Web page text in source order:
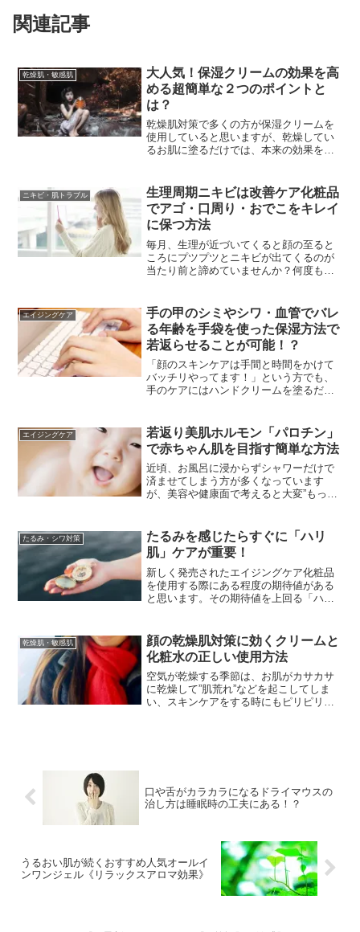
関連記事
乾燥肌・敏感肌
大人気！保湿クリームの効果を高
める超簡単な２つのポイントと
は？
乾燥肌対策で多くの方が保湿クリームを
使用していると思いますが、乾燥してい
るお肌に塗るだけでは、本来の効果を無
秘訣があるのをご存じですか？もうすで
に実践されている方もいる...
ニキビ・肌トラブル
生理周期ニキビは改善ケア化粧品
でアゴ・口周り・おでこをキレイ
に保つ方法
毎月、生理が近づいてくると顔の至ると
ころにプツプツとニキビが出てくるのが
当たり前と諦めていませんか？何度も繰
ター状になったり黒ずんだりしてしまい
ます。そんな、手強い「大...
エイジングケア
手の甲のシミやシワ・血管でバレ
る年齢を手袋を使った保湿方法で
若返らせることが可能！？
「顔のスキンケアは手間と時間をかけて
バッチリやってます！」という方でも、
手のケアにはハンドクリームを塗るだ
いるのが手の甲なんです。他人の顔は目
が合ってしまうから、凝視す...
エイジングケア
若返り美肌ホルモン「パロチン」
で赤ちゃん肌を目指す簡単な方法
近頃、お風呂に浸からずシャワーだけで
済ませてしまう方が多くなっています
が、美容や健康面で考えると大変”もった
なるばかりか、免疫力まで高めてくれま
す。さらに、女性の多く...
たるみ・シワ対策
たるみを感じたらすぐに「ハリ
肌」ケアが重要！
新しく発売されたエイジングケア化粧品
を使用する際にある程度の期待値がある
と思います。その期待値を上回る「ハ
ティブコンディショニングEX。今回、
【FANCLファンケル...
乾燥肌・敏感肌
顔の乾燥肌対策に効くクリームと
化粧水の正しい使用方法
空気が乾燥する季節は、お肌がカサカサ
に乾燥して”肌荒れ”などを起こしてしま
い、スキンケアをする時にもピリピリと
口や舌がカラカラになるドライマウスの
治し方は睡眠時の工夫にある！？
うるおい肌が続くおすすめ人気オールイ
ンワンジェル《リラックスアロマ効果》